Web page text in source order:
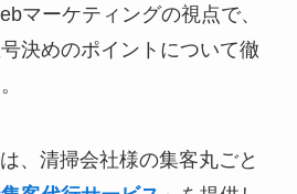
マーケティングの視点で、
決めのポイントについて徹
、清掃会社様の集客丸ごと